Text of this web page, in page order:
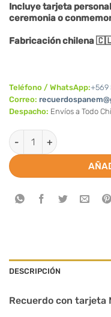
Incluye tarjeta
ceremonia o
Fabricación chilena
Teléfono / WhatsApp:+569
Correo:
Despacho: Envíos a Todo
Denario pulsera de
DESCRIPCIÓN
Recuerdo con tarjeta